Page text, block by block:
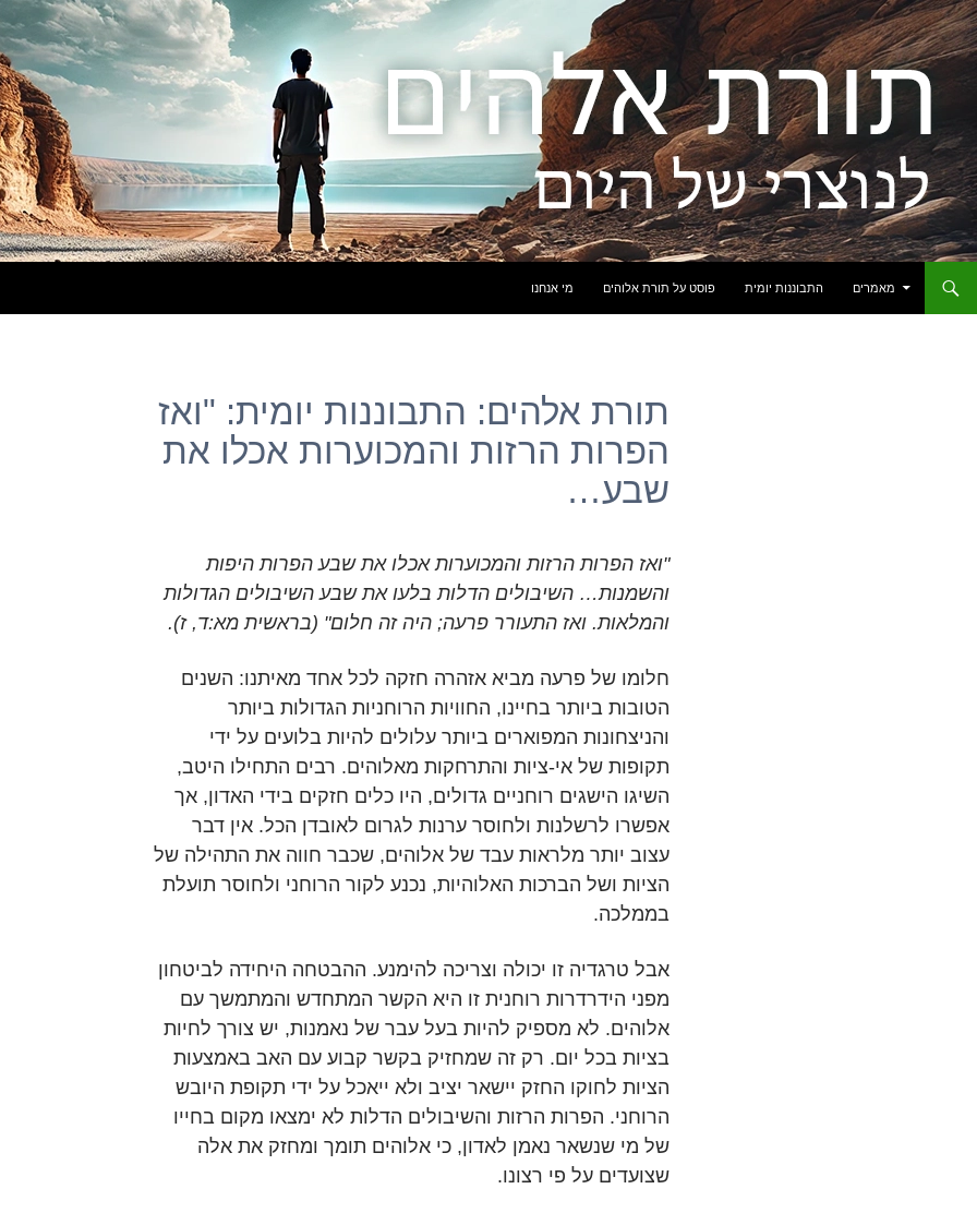
מאמרים
התבוננות יומית פוסט על תורת אלוהים מי אנחנו
תורת אלהים: התבוננות יומית: "ואז
הפרות הרזות והמכוערות אכלו את
שבע…
"ואז הפרות הרזות והמכוערות אכלו את שבע הפרות היפות
והשמנות… השיבולים הדלות בלעו את שבע השיבולים הגדולות
והמלאות. ואז התעורר פרעה; היה זה חלום" (בראשית מא:ד, ז).
חלומו של פרעה מביא אזהרה חזקה לכל אחד מאיתנו: השנים
הטובות ביותר בחיינו, החוויות הרוחניות הגדולות ביותר
והניצחונות המפוארים ביותר עלולים להיות בלועים על ידי
תקופות של אי-ציות והתרחקות מאלוהים. רבים התחילו היטב,
השיגו הישגים רוחניים גדולים, היו כלים חזקים בידי האדון, אך
אפשרו לרשלנות ולחוסר ערנות לגרום לאובדן הכל. אין דבר
עצוב יותר מלראות עבד של אלוהים, שכבר חווה את התהילה של
הציות ושל הברכות האלוהיות, נכנע לקור הרוחני ולחוסר תועלת
בממלכה.
אבל טרגדיה זו יכולה וצריכה להימנע. ההבטחה היחידה לביטחון
מפני הידרדרות רוחנית זו היא הקשר המתחדש והמתמשך עם
אלוהים. לא מספיק להיות בעל עבר של נאמנות, יש צורך לחיות
בציות בכל יום. רק זה שמחזיק בקשר קבוע עם האב באמצעות
הציות לחוקו החזק יישאר יציב ולא ייאכל על ידי תקופת היובש
הרוחני. הפרות הרזות והשיבולים הדלות לא ימצאו מקום בחייו
של מי שנשאר נאמן לאדון, כי אלוהים תומך ומחזק את אלה
שצועדים על פי רצונו.